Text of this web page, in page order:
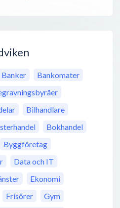
Banker
Bankomater
Bilhandlare
Bokhandel
Byggföretag
Data och IT
Ekonomi
Frisörer
Gym